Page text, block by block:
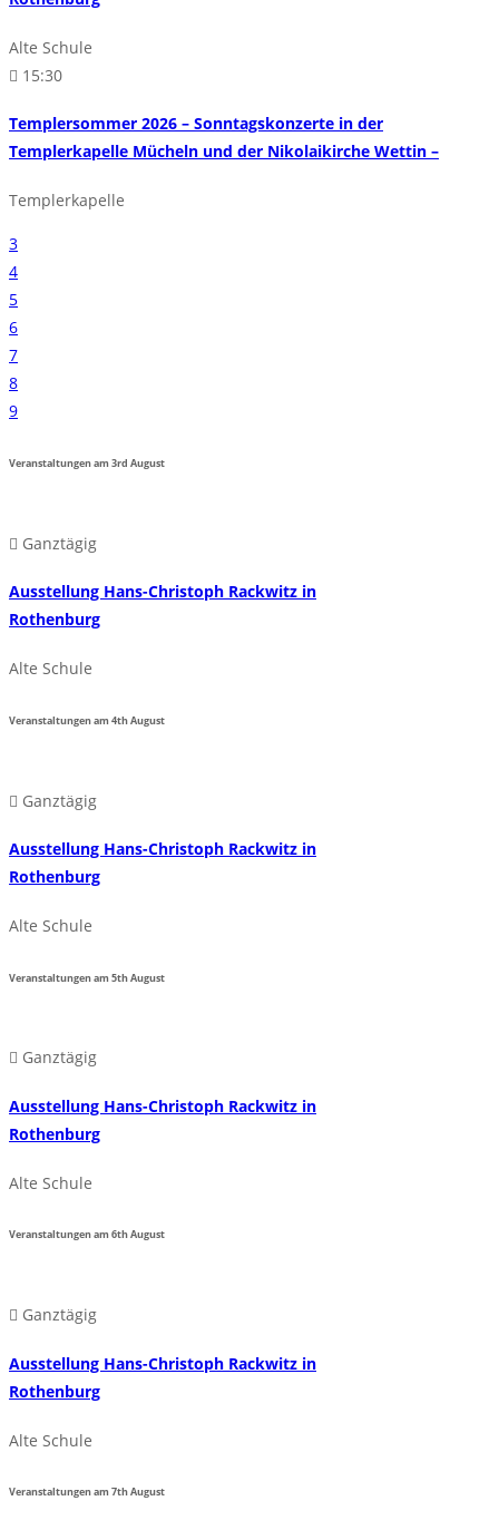
Alte Schule
15:30
Templersommer 2026 – Sonntagskonzerte in der
Templerkapelle Mücheln und der Nikolaikirche Wettin –
Templerkapelle
3
4
5
6
7
8
9
Veranstaltungen am3rd August
Ganztägig
Ausstellung Hans-Christoph Rackwitz in
Rothenburg
Alte Schule
Veranstaltungen am4thAugust
Ganztägig
Ausstellung Hans-Christoph Rackwitz in
Rothenburg
Alte Schule
Veranstaltungen am5thAugust
Ganztägig
Ausstellung Hans-Christoph Rackwitz in
Rothenburg
Alte Schule
Veranstaltungen am6thAugust
Ganztägig
Ausstellung Hans-Christoph Rackwitz in
Rothenburg
Alte Schule
Veranstaltungen am7thAugust